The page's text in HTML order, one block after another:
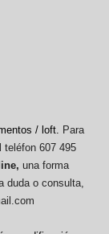
/ loft. Para
teléfon 607 495
una forma
duda o consulta,